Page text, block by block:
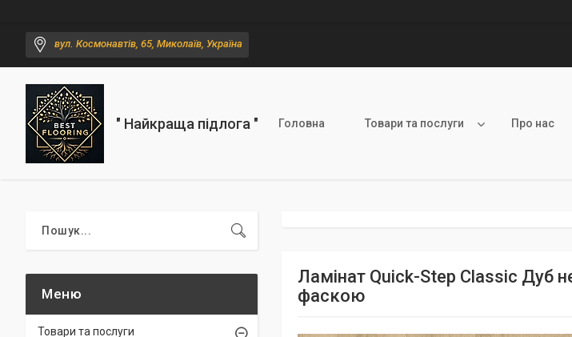
вул. Космонавтів, 65, Миколаїв, Україна
" Найкраща підлога " Головна Товари та послуги Про нас
Ламінат Quick-Step Classic Дуб
фаскою
Товари та послуги